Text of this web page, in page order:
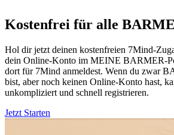
Kostenfrei für alle
Hol dir jetzt deinen kostenfreien 7Mind-
dein Online-Konto im MEINE BARMER-
dort für 7Mind anmeldest. Wenn du zwar
bist, aber noch keinen Online-Konto hast,
unkompliziert und schnell registrieren.
Jetzt Starten